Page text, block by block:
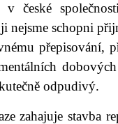
české
schopni
přepisování,
odpudivý.
zahajuje stavba